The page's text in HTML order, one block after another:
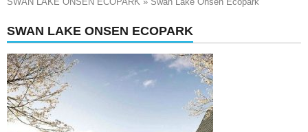
SWAN LAKE ONSEN ECOPARK